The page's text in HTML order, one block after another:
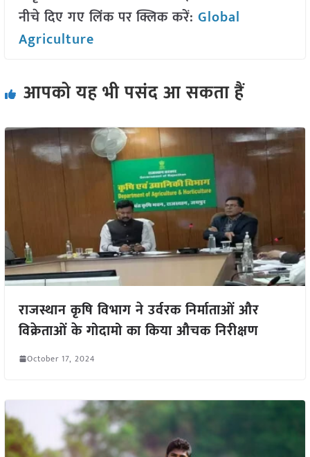
नीचे दिए गए लिंक पर क्लिक करें: Global
Agriculture
आपको यह भी पसंद आ सकता हैं
राजस्थान कृषि विभाग ने उर्वरक निर्माताओं और
विक्रेताओं के गोदामो का किया औचक निरीक्षण
October 17, 2024